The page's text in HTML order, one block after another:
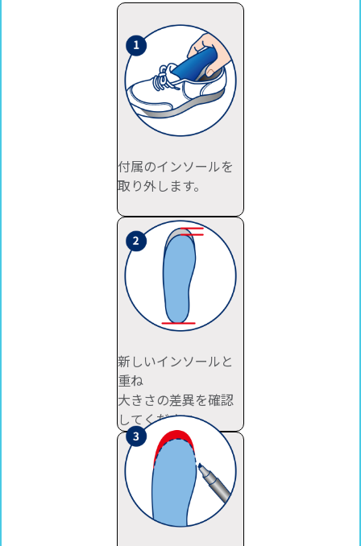
付属のインソールを
取り外します。
新しいインソールと
重ね
大きさの差異を確認
してください。